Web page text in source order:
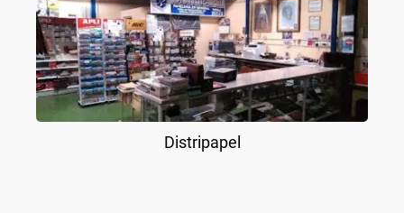
Distripapel